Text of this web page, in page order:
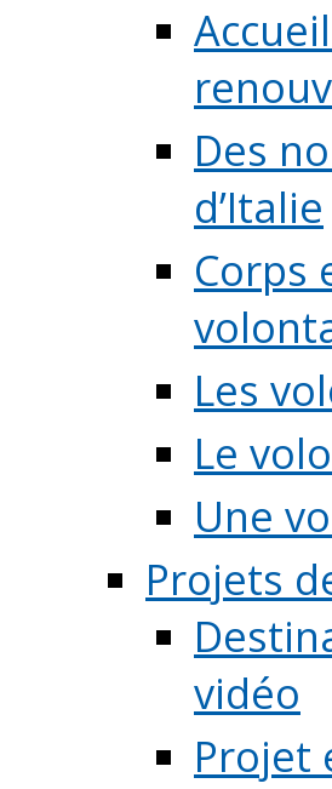
Des
d’Italie
Corps
Les
Le
Une
Projets
vidéo
Projet